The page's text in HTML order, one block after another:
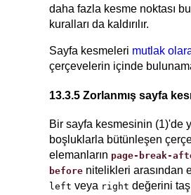
daha fazla kesme noktası
kuralları da kaldırılır.
Sayfa kesmeleri mutlak
çerçevelerin içinde
13.3.5 Zorlanmış sayfa
Bir sayfa kesmesinin (1)'de
boşluklarla bütünleşen
elemanların page-break-
before nitelikleri arasından
left veya right değerini